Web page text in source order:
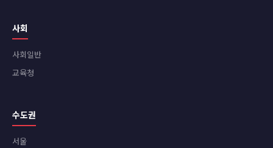
사회
사회일반
교육청
수도권
서울